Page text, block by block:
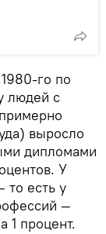
го по
людей с
выросло
дипломами
У
то есть у
—
1 процент.